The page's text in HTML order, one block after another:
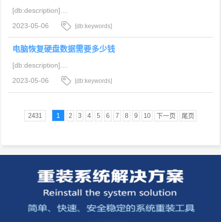
[db:description]....
2023-05-06
[db:keywords]
电脑恢复硬盘数据需要多少钱
[db:description]....
2023-05-06
[db:keywords]
2431 1 2 3 4 5 6 7 8 9 10 下一页 尾页